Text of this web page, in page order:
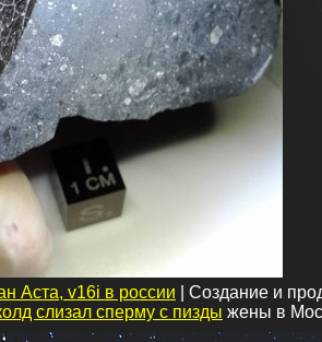
Аста, v16i в россии | Создание и
слизал сперму с пизды жены в